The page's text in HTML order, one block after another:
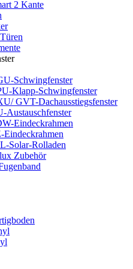
2 Kante
Schwingfenster
Klapp-Schwingfenster
GVT-Dachausstiegsfenster
Austauschfenster
Eindeckrahmen
Eindeckrahmen
Solar-Rolladen
Zubehör